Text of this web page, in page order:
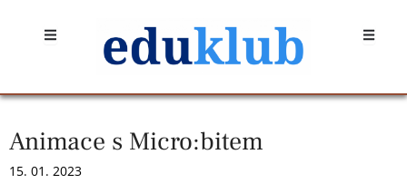
Open Open
Animace s Micro:bitem
15. 01. 2023